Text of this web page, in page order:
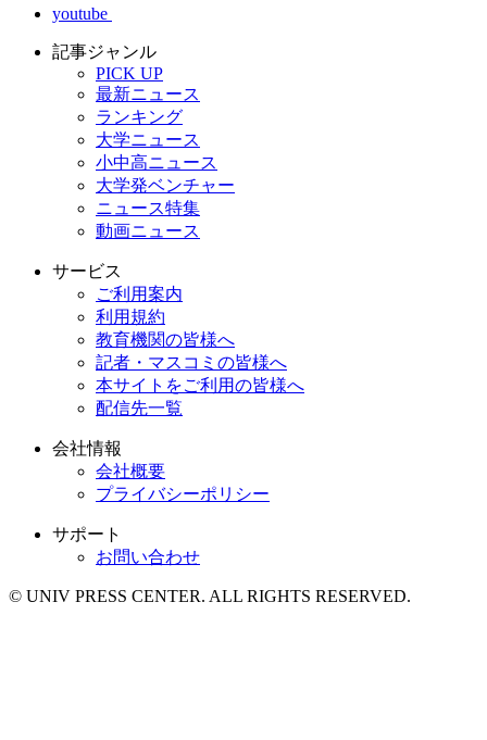
youtube
記事ジャンル
PICK UP
最新ニュース
ランキング
大学ニュース
小中高ニュース
大学発ベンチャー
ニュース特集
動画ニュース
サービス
ご利用案内
利用規約
教育機関の皆様へ
記者・マスコミの皆様へ
本サイトをご利用の皆様へ
配信先一覧
会社情報
会社概要
プライバシーポリシー
サポート
お問い合わせ
© UNIV PRESS CENTER. ALL RIGHTS RESERVED.